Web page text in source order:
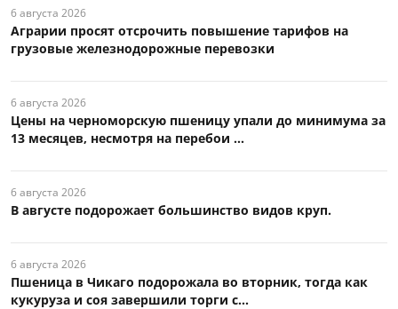
6 августа 2026
Аграрии просят отсрочить повышение тарифов на
грузовые железнодорожные перевозки
6 августа 2026
Цены на черноморскую пшеницу упали до минимума за
13 месяцев, несмотря на перебои ...
6 августа 2026
В августе подорожает большинство видов круп.
6 августа 2026
Пшеница в Чикаго подорожала во вторник, тогда как
кукуруза и соя завершили торги с...